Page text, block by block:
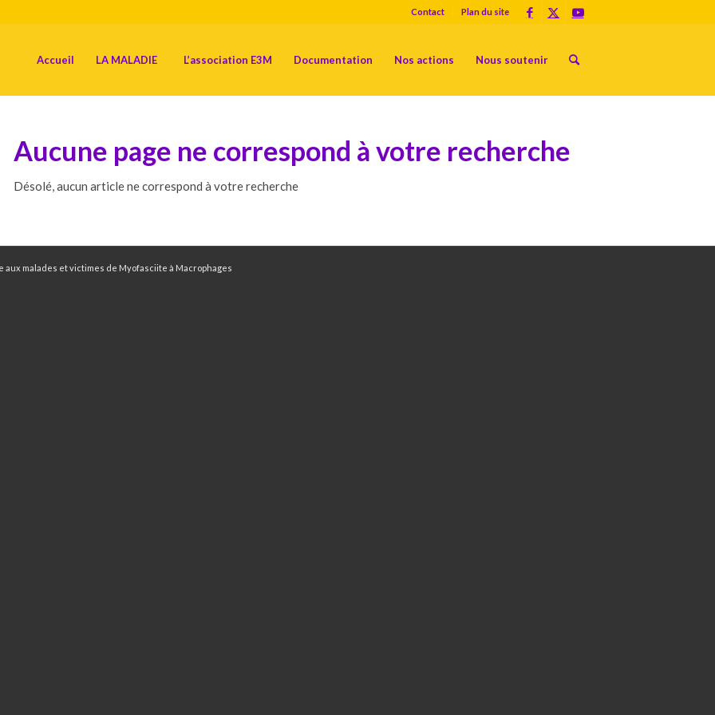
Contact Plan du site
Accueil LA MALADIE L’association E3M Documentation Nos actions Nous soutenir
Aucune page ne correspond à votre recherche
Désolé, aucun article ne correspond à votre recherche
aux malades et victimes de Myofasciite à Macrophages